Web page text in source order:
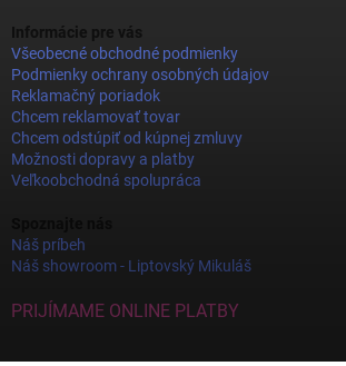
Informácie pre vás
Všeobecné obchodné podmienky
Podmienky ochrany osobných údajov
Reklamačný poriadok
Chcem reklamovať tovar
Chcem odstúpiť od kúpnej zmluvy
Možnosti dopravy a platby
Veľkoobchodná spolupráca
Náš príbeh
Náš showroom - Liptovský Mikuláš
PRIJÍMAME ONLINE PLATBY